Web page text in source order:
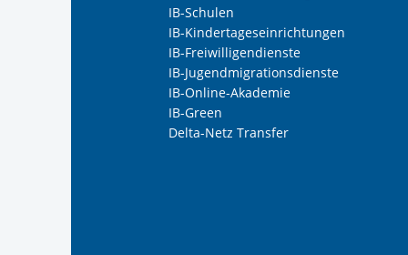
Nachname, Vorname*
Adresse (PLZ, Ort, Strasse)
Datenschutzniveau gewährleistet ist,
Informationen zum Schutz Ihrer
Ihre Einwilligung können Sie in
widerrufen:Datenschutz
IB-Schulen
IB-Kindertageseinrichtungen
IB-Freiwilligendienste
IB-Jugendmigrationsdienste
IB-Online-Akademie
IB-Green
Delta-Netz Transfer